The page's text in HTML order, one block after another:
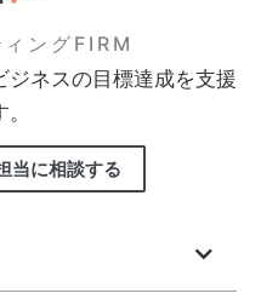
ングFIRM
ジネスの目標達成を支援
当に相談する